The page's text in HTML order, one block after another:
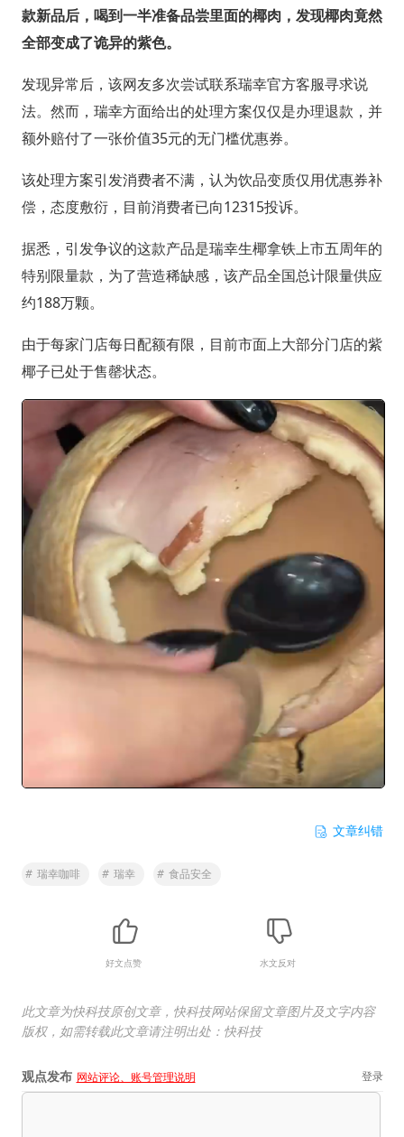
款新品后，喝到一半准备品尝里面的椰肉，发现椰肉竟然
全部变成了诡异的紫色。
发现异常后，该网友多次尝试联系瑞幸官方客服寻求说
法。然而，瑞幸方面给出的处理方案仅仅是办理退款，并
额外赔付了一张价值35元的无门槛优惠券。
该处理方案引发消费者不满，认为饮品变质仅用优惠券补
偿，态度敷衍，目前消费者已向12315投诉。
据悉，引发争议的这款产品是瑞幸生椰拿铁上市五周年的
特别限量款，为了营造稀缺感，该产品全国总计限量供应
约188万颗。
由于每家门店每日配额有限，目前市面上大部分门店的紫
椰子已处于售罄状态。
文章纠错
# 瑞幸咖啡 # 瑞幸 # 食品安全
好文点赞 水文反对
此文章为快科技原创文章，快科技网站保留文章图片及文字内容
版权，如需转载此文章请注明出处：快科技
观点发布 网站评论、账号管理说明 登录